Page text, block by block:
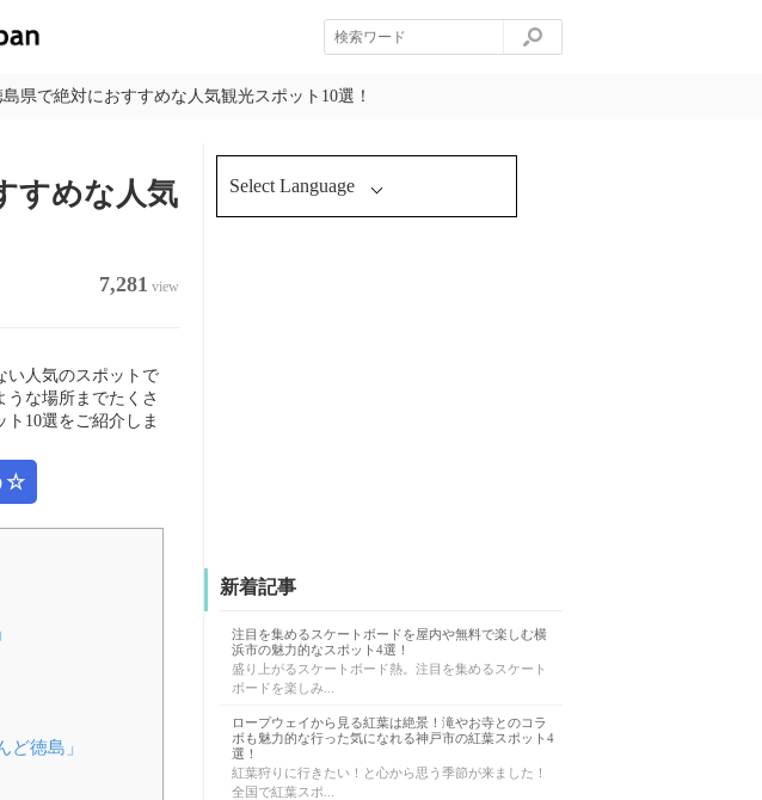
県で絶対におすすめな人気観光スポット10選！
すめな人気
7,281 view
い人気のスポットで
な場所までたくさ
10選をご紹介しま
☆
徳島」
Select Language
新着記事
注目を集めるスケートボードを屋内や無料で楽しむ横
浜市の魅力的なスポット4選！
盛り上がるスケートボード熱。注目を集めるスケート
ボードを楽しみ...
ロープウェイから見る紅葉は絶景！滝やお寺とのコラ
ボも魅力的な行った気になれる神戸市の紅葉スポット4
選！
紅葉狩りに行きたい！と心から思う季節が来ました！
全国で紅葉スポ...